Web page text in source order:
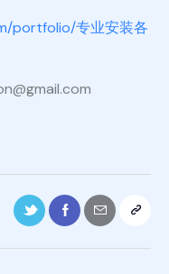
portfolio/专业安装各